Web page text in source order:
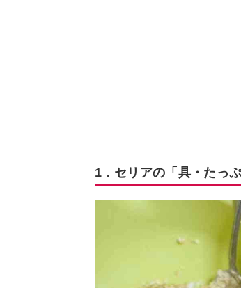
1．セリアの「具・たっぷ